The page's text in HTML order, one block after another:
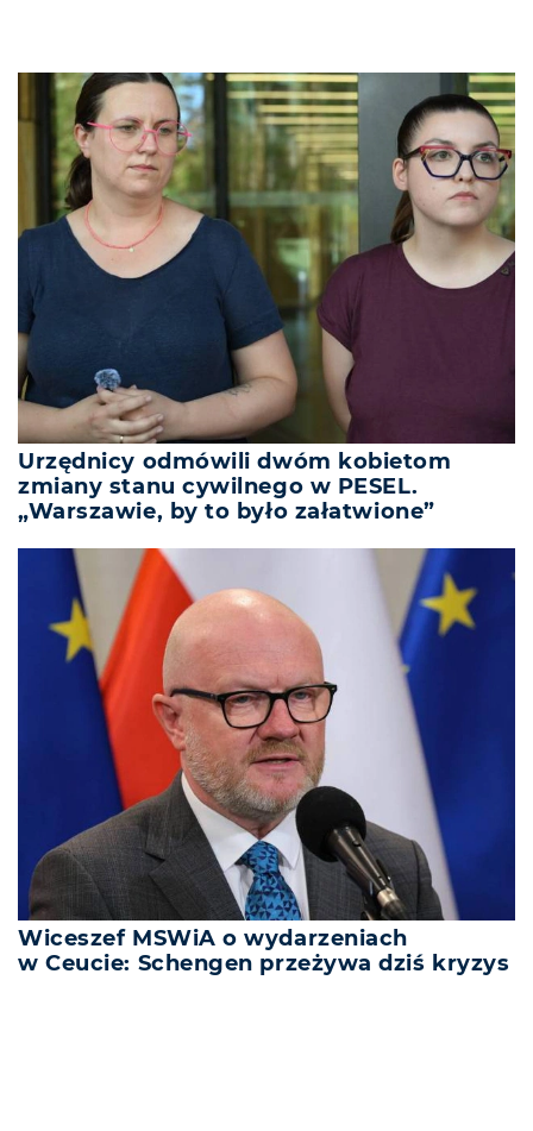
Urzędnicy odmówili dwóm kobietom
zmiany stanu cywilnego w PESEL.
„Warszawie, by to było załatwione”
Wiceszef MSWiA o wydarzeniach
w Ceucie: Schengen przeżywa dziś kryzys